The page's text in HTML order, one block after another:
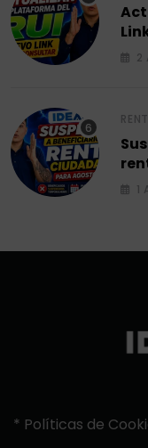
2
1
* Políticas de